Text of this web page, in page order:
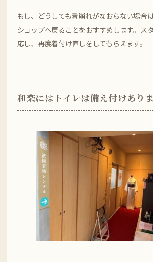
もし、どうしても着崩れがなおらない場合
ショップへ戻ることをおすすめします。ス
応し、再度着付け直しをしてもらえます。
和楽にはトイレは備え付けあり